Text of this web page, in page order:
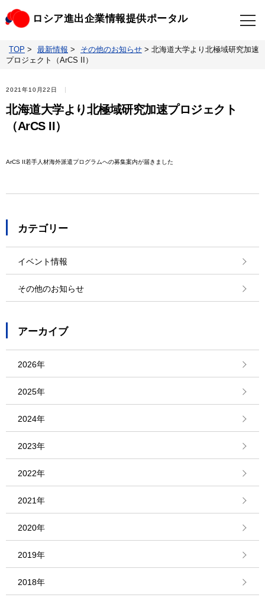
ロシア進出企業情報提供ポータル
TOP
ビジネスニュースクリップ
ロシア情報データベース
TOP > 最新情報 > その他のお知らせ > 北海道大学より北極域研究加速
プロジェクト（ArCS II）
2021年10月22日
北海道大学より北極域研究加速プロジェクト
（ArCS II）
ArCS II若手人材海外派遣プログラムへの募集案内が届きました
カテゴリー
イベント情報
その他のお知らせ
アーカイブ
2026年
2025年
2024年
2023年
2022年
2021年
2020年
2019年
2018年